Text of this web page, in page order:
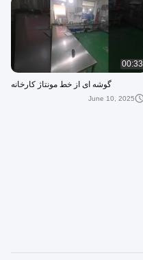
00:33
گوشه ای از خط مونتاژ کارخانه
June 10, 2025